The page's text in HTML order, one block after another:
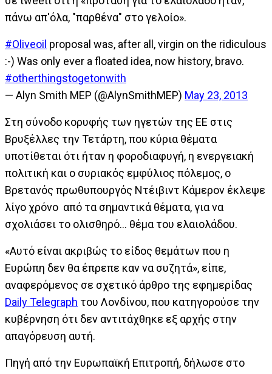
πάνω απ'όλα, "παρθένα" στο γελοίο».
#Oliveoil proposal was, after all, virgin on the ridiculous
:-) Was only ever a floated idea, now history, bravo.
#otherthingstogetonwith
— Alyn Smith MEP (@AlynSmithMEP) May 23, 2013
Στη σύνοδο κορυφής των ηγετών της ΕΕ στις
Βρυξέλλες την Τετάρτη, που κύρια θέματα
υποτίθεται ότι ήταν η φοροδιαφυγή, η ενεργειακή
πολιτική και ο συριακός εμφύλιος πόλεμος, ο
Βρετανός πρωθυπουργός Ντέιβιντ Κάμερον έκλεψε
λίγο χρόνο από τα σημαντικά θέματα, για να
σχολιάσει το ολισθηρό... θέμα του ελαιολάδου.
«Αυτό είναι ακριβώς το είδος θεμάτων που η
Ευρώπη δεν θα έπρεπε καν να συζητά», είπε,
αναφερόμενος σε σχετικό άρθρο της εφημερίδας
Daily Telegraph του Λονδίνου, που κατηγορούσε την
κυβέρνηση ότι δεν αντιτάχθηκε εξ αρχής στην
απαγόρευση αυτή.
Πηγή από την Ευρωπαϊκή Επιτροπή, δήλωσε στο